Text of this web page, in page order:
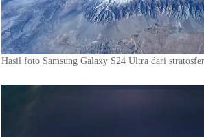
Hasil foto Samsung Galaxy S24 Ultra dari